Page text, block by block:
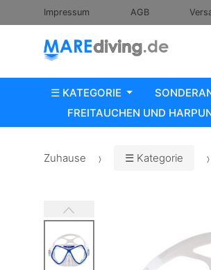
Impressum AGB
☰ KATEGORIE
FREITAUCHEN UND
Zuhause ☰ Kategorie